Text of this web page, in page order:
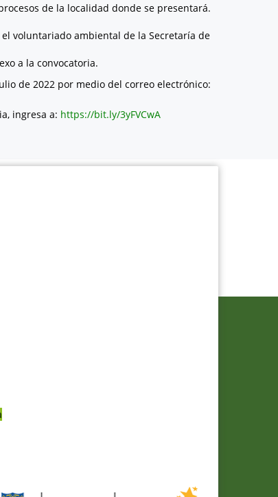
de la localidad donde se presentará.
voluntariado ambiental de la Secretaría de
a la convocatoria.
de 2022 por medio del correo electrónico:
ingresa a: https://bit.ly/3yFVCwA